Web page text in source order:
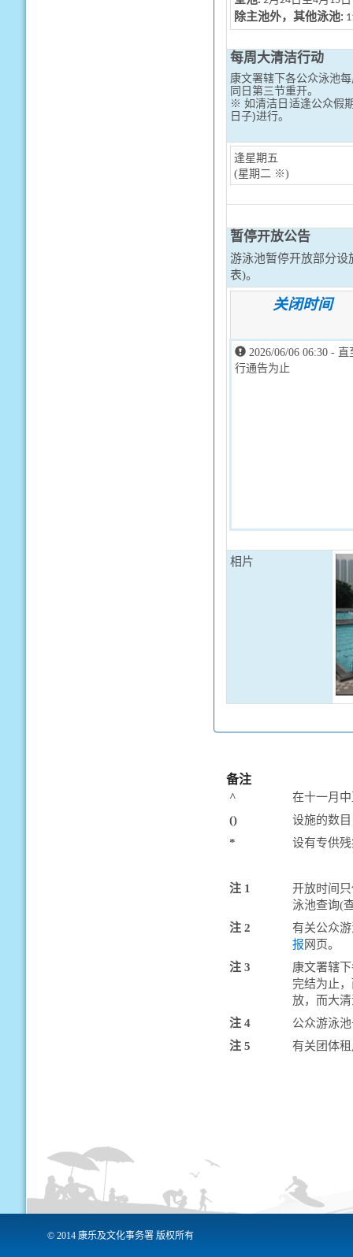
除主池外，其他泳池:
每周大清洁行动
康文署辖下各公众泳池
同日第三节重开。
※ 如清洁日适逢公众假
日子)进行。
逢星期五
(星期二 ※)
暂停开放公告
游泳池暂停开放部分设
表)。
关闭时间
2026/06/06 06:30 - 直
行通告为止
相片
备注
^
在十一月
()
设施的数目
*
设有专供
注 1
开放时间
泳池查询(
注 2
有关公众
报 网页。
注 3
康文署辖
完结为止
放，而大
注 4
公众游泳
注 5
有关团体
© 2014 康乐及文化事务署 版权所有